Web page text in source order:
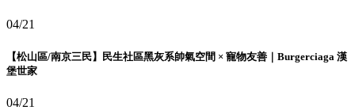
04/21
【松山區/南京三民】民生社區黑灰系帥氣空間 × 寵物友善｜Burgerciaga 漢
堡世家
04/21